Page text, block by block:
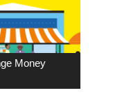
Money